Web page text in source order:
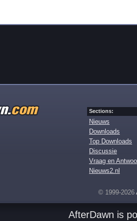
Sections:
Nieuws
Downloads
Top Downloads
Discussie
Vraag en
Nieuws2.nl
© 1999-2026
AfterDawn is